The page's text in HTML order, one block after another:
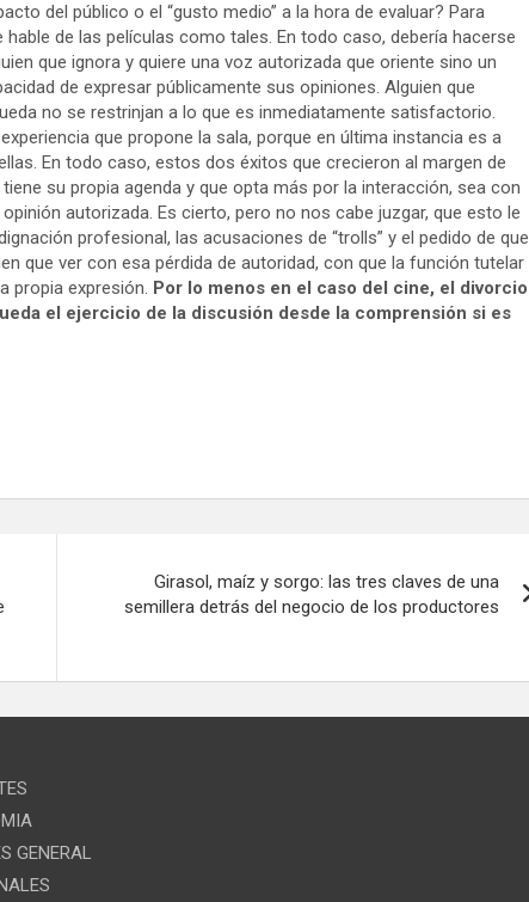
del público o el “gusto medio” a la hora de evaluar? Para
de las películas como tales. En todo caso, debería hacerse
que ignora y quiere una voz autorizada que oriente sino un
de expresar públicamente sus opiniones. Alguien que
no se restrinjan a lo que es inmediatamente satisfactorio.
que propone la sala, porque en última instancia es a
En todo caso, estos dos éxitos que crecieron al margen de
su propia agenda y que opta más por la interacción, sea con
autorizada. Es cierto, pero no nos cabe juzgar, que esto le
profesional, las acusaciones de “trolls” y el pedido de que
que ver con esa pérdida de autoridad, con que la función tutelar
propia expresión. Por lo menos en el caso del cine, el divorcio
el ejercicio de la discusión desde la comprensión si es
Girasol, maíz y sorgo: las tres claves de una
semillera detrás del negocio de los productores
GENERAL